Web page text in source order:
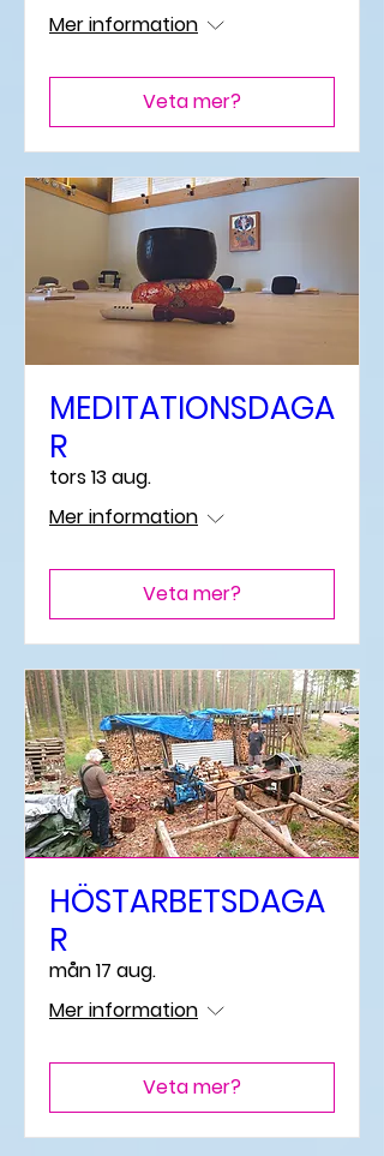
Mer information
Veta mer?
MEDITATIONSDAGA
R
tors 13 aug.
Mer information
Veta mer?
HÖSTARBETSDAGA
R
mån 17 aug.
Mer information
Veta mer?